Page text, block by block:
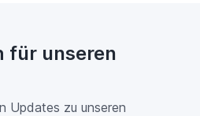
für unseren
Updates zu unseren